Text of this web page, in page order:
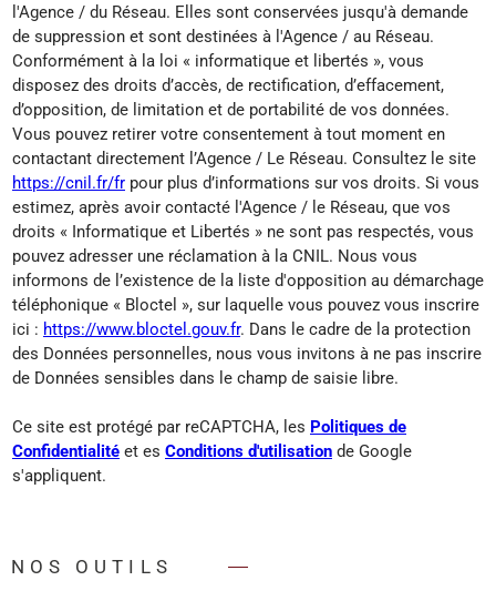
l'Agence / du Réseau. Elles sont conservées jusqu'à demande
de suppression et sont destinées à l'Agence / au Réseau.
Conformément à la loi « informatique et libertés », vous
disposez des droits d’accès, de rectification, d’effacement,
d’opposition, de limitation et de portabilité de vos données.
Vous pouvez retirer votre consentement à tout moment en
contactant directement l’Agence / Le Réseau. Consultez le site
https://cnil.fr/fr pour plus d’informations sur vos droits. Si vous
estimez, après avoir contacté l'Agence / le Réseau, que vos
droits « Informatique et Libertés » ne sont pas respectés, vous
pouvez adresser une réclamation à la CNIL. Nous vous
informons de l’existence de la liste d'opposition au démarchage
téléphonique « Bloctel », sur laquelle vous pouvez vous inscrire
ici : https://www.bloctel.gouv.fr. Dans le cadre de la protection
des Données personnelles, nous vous invitons à ne pas inscrire
de Données sensibles dans le champ de saisie libre.
Ce site est protégé par reCAPTCHA, les Politiques de
Confidentialité et es Conditions d'utilisation de Google
s'appliquent.
NOS OUTILS